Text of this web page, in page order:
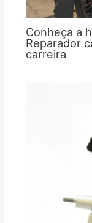
Conheça a
Reparador
carreira